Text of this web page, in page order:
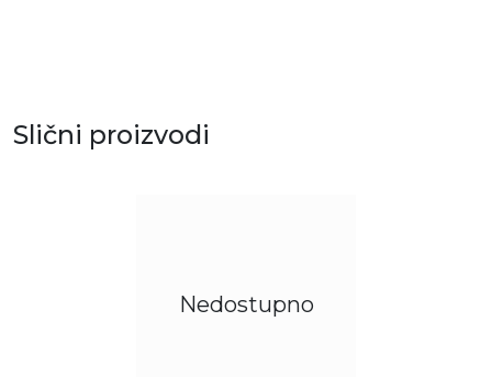
Slični proizvodi
Nedostupno